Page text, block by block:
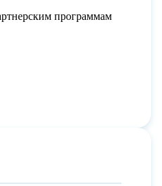
программам